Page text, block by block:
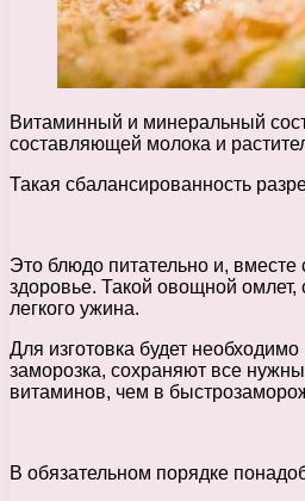
Витаминный и минеральный
составляющей молока и
Такая сбалансированность
Это блюдо питательно и,
здоровье. Такой овощной омлет,
легкого ужина.
Для изготовка будет
заморозка, сохраняют все
витаминов, чем в
В обязательном порядке